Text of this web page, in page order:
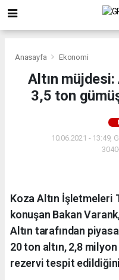
Anasayfa Ekonomi
Altın müjdesi:
3,5 ton
10.06.2021 - 13:49,
Koza Altın İşletmeleri
konuşan Bakan
Altın tarafından
20 ton altın, 2,8
rezervi tespit edildiğini